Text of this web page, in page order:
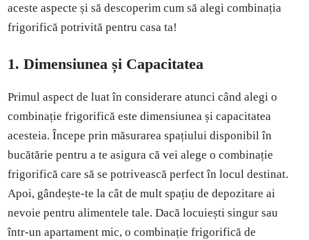
aceste aspecte și să descoperim cum să alegi combinația
frigorifică potrivită pentru casa ta!
1. Dimensiunea și Capacitatea
Primul aspect de luat în considerare atunci când alegi o
combinație frigorifică este dimensiunea și capacitatea
acesteia. Începe prin măsurarea spațiului disponibil în
bucătărie pentru a te asigura că vei alege o combinație
frigorifică care să se potrivească perfect în locul destinat.
Apoi, gândește-te la cât de mult spațiu de depozitare ai
nevoie pentru alimentele tale. Dacă locuiești singur sau
într-un apartament mic, o combinație frigorifică de